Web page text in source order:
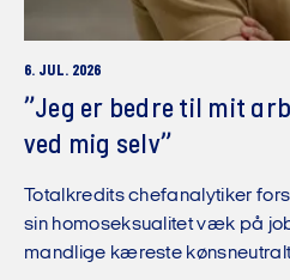
6. JUL. 2026
”Jeg er bedre til mit
ved mig selv”
Totalkredits chefanalytiker
sin homoseksualitet væk på
mandlige kæreste